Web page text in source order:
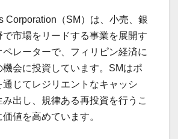
Corporation（SM）は、小売、銀
市場をリードする事業を展開す
ペレーターで、フィリピン経済に
機会に投資しています。SMはポ
通じてレジリエントなキャッシ
み出し、規律ある再投資を行うこ
値を高めています。